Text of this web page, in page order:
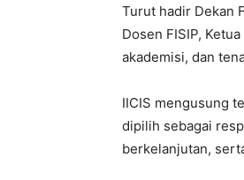
Turut hadir Dekan
Dosen FISIP,
akademisi, dan
IICIS mengusung
dipilih sebagai
berkelanjutan,